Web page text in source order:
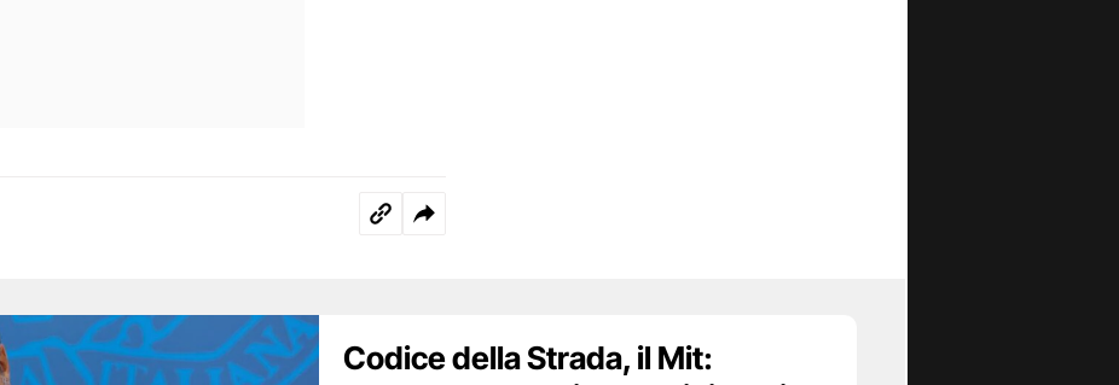
Codice della Strada, il Mit: